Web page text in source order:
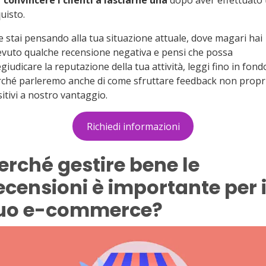
stai pensando alla tua situazione attuale, dove magari hai
qualche recensione negativa e pensi che possa
la reputazione della tua attività, leggi fino in
parleremo anche di come sfruttare feedback non
a nostro vantaggio.
Richiedi informazioni
gestire bene le
è importante per
e-commerce?